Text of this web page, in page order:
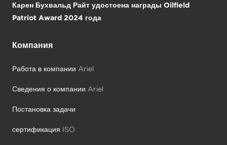
Карен Бухвальд Райт удостоена награды Oilfield
Patriot Award 2024 года
Компания
Работа в компании Ariel
Сведения о компании Ariel
Постановка задачи
сертификация ISO